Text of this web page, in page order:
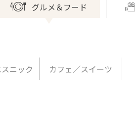
グルメ＆フード
ニック カフェ／スイーツ